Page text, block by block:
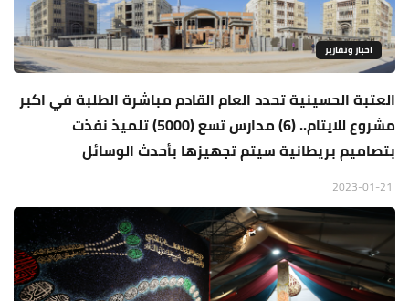
اخبار وتقارير
العتبة الحسينية تحدد العام القادم مباشرة الطلبة في اكبر
مشروع للايتام.. (6) مدارس تسع (5000) تلميذ نفذت
بتصاميم بريطانية سيتم تجهيزها بأحدث الوسائل